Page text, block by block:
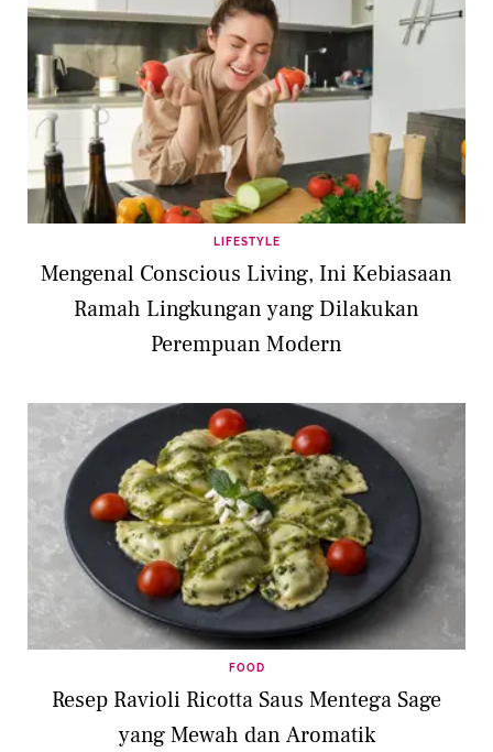
LIFESTYLE
Mengenal Conscious Living, Ini Kebiasaan
Ramah Lingkungan yang Dilakukan
Perempuan Modern
FOOD
Resep Ravioli Ricotta Saus Mentega Sage
yang Mewah dan Aromatik